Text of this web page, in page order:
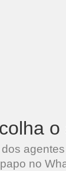
o
papo no